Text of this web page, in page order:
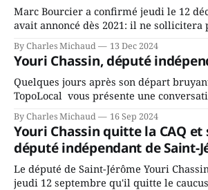
Marc Bourcier a confirmé jeudi le 12
avait annoncé dès 2021: il ne sollicitera
fait l’annonce en s’adressant aux
rassemblés en soirée pour leur
By Charles Michaud 13 Dec 2024
Youri Chassin, député
Quelques jours après son départ
TopoLocal vous présente une
depuis longtemps? Sera-t-il candidat
ans? Joindrait-il un autre parti, par
conservateurs d’Éric Duhaime? Que lui
By Charles Michaud 16 Sep 2024
Youri Chassin quitte la CAQ et
député indépendant de Saint-
Le député de Saint-Jérôme Youri
jeudi 12 septembre qu'il quitte le